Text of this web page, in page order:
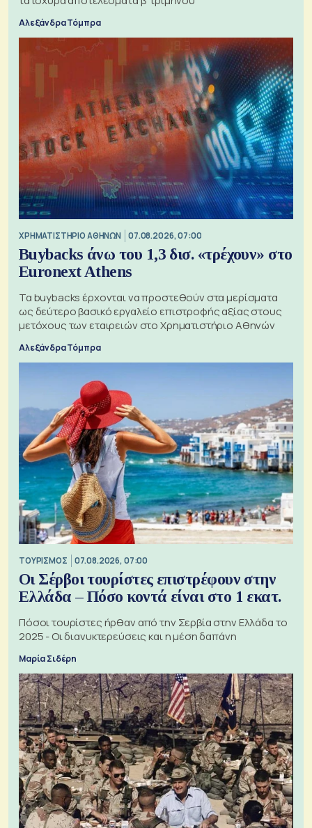
Αλεξάνδρα Τόμπρα
XΡΗΜΑΤΙΣΤΗΡΙΟ ΑΘΗΝΩΝ 07.08.2026, 07:00
Buybacks άνω του 1,3 δισ. «τρέχουν» στο
Euronext Athens
Τα buybacks έρχονται να προστεθούν στα μερίσματα
ως δεύτερο βασικό εργαλείο επιστροφής αξίας στους
μετόχους των εταιρειών στο Χρηματιστήριο Αθηνών
Αλεξάνδρα Τόμπρα
ΤΟΥΡΙΣΜΟΣ 07.08.2026, 07:00
Οι Σέρβοι τουρίστες επιστρέφουν στην
Ελλάδα – Πόσο κοντά είναι στο 1 εκατ.
Πόσοι τουρίστες ήρθαν από την Σερβία στην Ελλάδα το
2025 - Οι διανυκτερεύσεις και η μέση δαπάνη
Μαρία Σιδέρη